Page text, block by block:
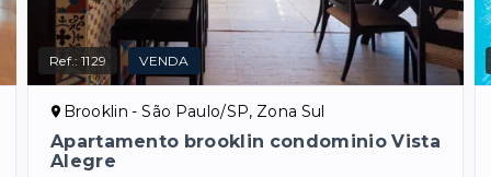
Ref.:1129 VENDA
Brooklin - São Paulo/SP, Zona Sul
Apartamento brooklin condominio Vista
Alegre